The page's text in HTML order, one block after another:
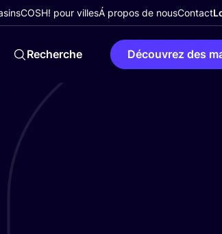
COSH! pour villesÁ propos de nousContact
Recherche Découvrez des